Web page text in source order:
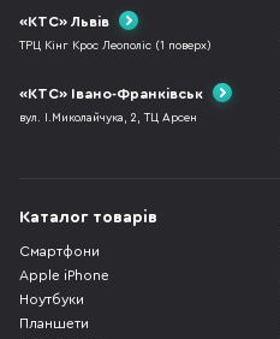
«КТС» Львів
ТРЦ Кінг Крос Леополіс (1 поверх)
«КТС» Івано-Франківськ
вул. І.Миколайчука, 2, ТЦ Арсен
Каталог товарів
Смартфони
Apple iPhone
Ноутбуки
Планшети